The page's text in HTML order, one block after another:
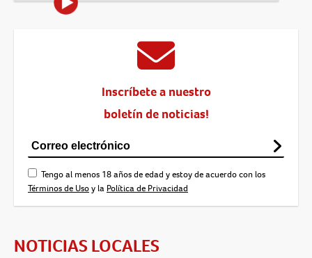
Inscríbete a nuestro
boletín de noticias!
Tengo al menos 18 años de edad y estoy de acuerdo con los
Términos de Usoy la Política de Privacidad
NOTICIAS LOCALES